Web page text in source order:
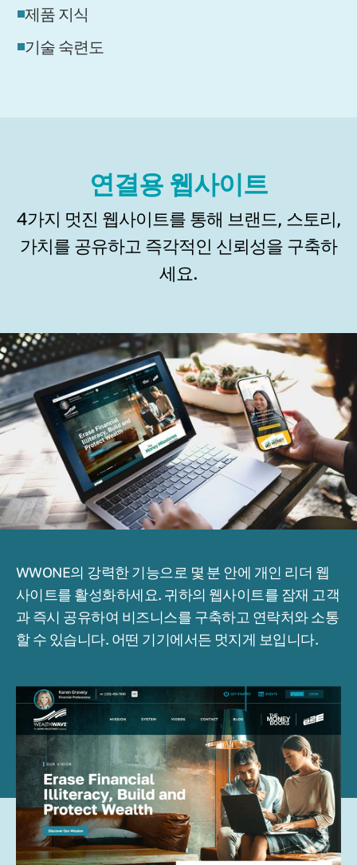
제품 지식
기술 숙련도
연결용 웹사이트
4가지 멋진 웹사이트를 통해 브랜드, 스토리,
가치를 공유하고 즉각적인 신뢰성을 구축하
세요.
WWONE의 강력한 기능으로 몇 분 안에 개인 리더 웹
사이트를 활성화하세요. 귀하의 웹사이트를 잠재 고객
과 즉시 공유하여 비즈니스를 구축하고 연락처와 소통
할 수 있습니다. 어떤 기기에서든 멋지게 보입니다.